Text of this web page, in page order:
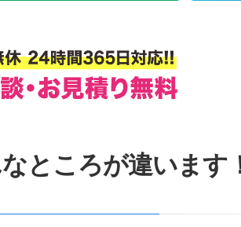
ところが違います